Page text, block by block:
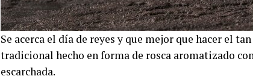
Se acerca el día de reyes y que mejor que hacer el
tradicional hecho en forma de rosca aromatizado
escarchada.